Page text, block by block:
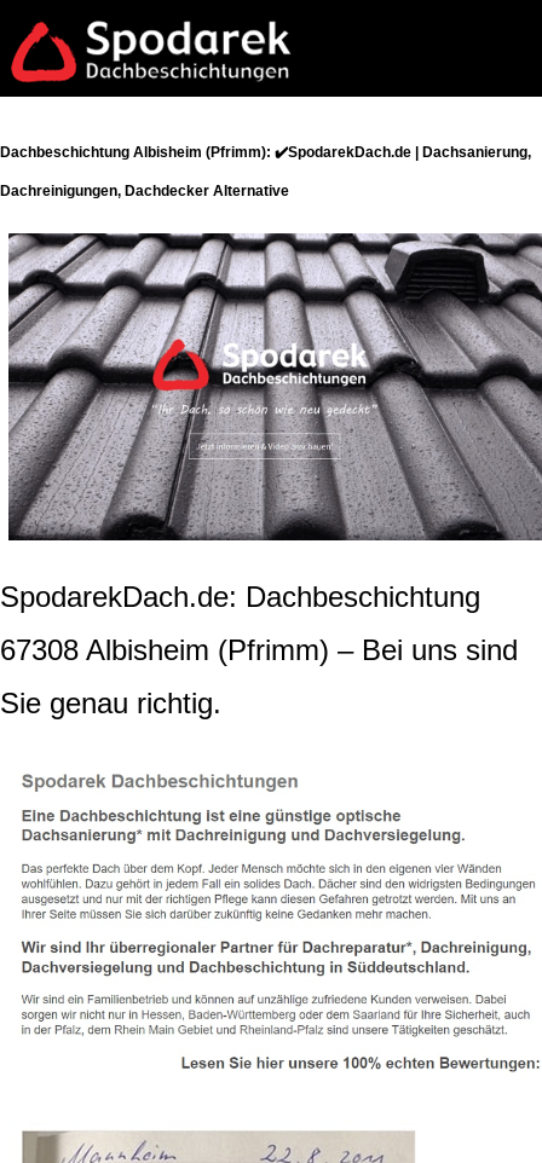
Dachbeschichtung Albisheim (Pfrimm): ✔️SpodarekDach.de | Dachsanierung,
Dachreinigungen, Dachdecker Alternative
SpodarekDach.de: Dachbeschichtung
67308 Albisheim (Pfrimm) – Bei uns sind
Sie genau richtig.